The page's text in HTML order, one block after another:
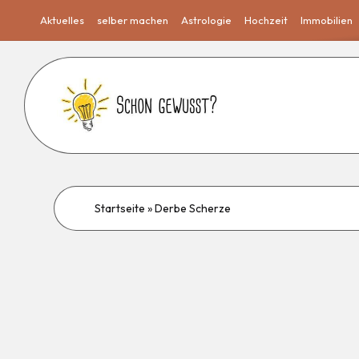
Aktuelles selber machen Astrologie Hochzeit Immobilien
Startseite »Derbe Scherze